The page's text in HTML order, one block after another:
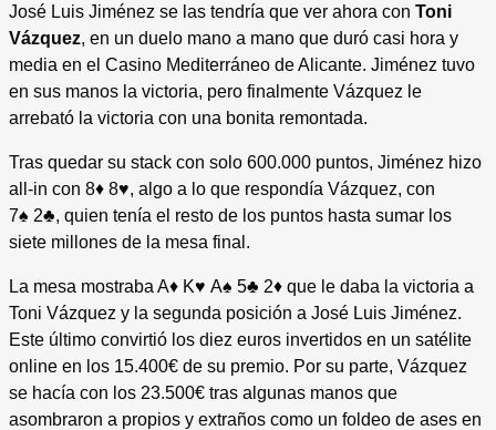
José Luis Jiménez se las tendría que ver ahora con Toni
Vázquez, en un duelo mano a mano que duró casi hora y
media en el Casino Mediterráneo de Alicante. Jiménez tuvo
en sus manos la victoria, pero finalmente Vázquez le
arrebató la victoria con una bonita remontada.
Tras quedar su stack con solo 600.000 puntos, Jiménez hizo
all-in con 8♦ 8♥, algo a lo que respondía Vázquez, con
7♠ 2♣, quien tenía el resto de los puntos hasta sumar los
siete millones de la mesa final.
La mesa mostraba A♦ K♥ A♠ 5♣ 2♦ que le daba la victoria a
Toni Vázquez y la segunda posición a José Luis Jiménez.
Este último convirtió los diez euros invertidos en un satélite
online en los 15.400€ de su premio. Por su parte, Vázquez
se hacía con los 23.500€ tras algunas manos que
asombraron a propios y extraños como un foldeo de ases en